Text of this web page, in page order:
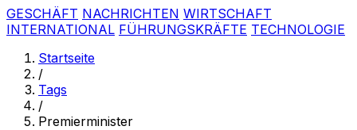
GESCHÄFT NACHRICHTEN WIRTSCHAFT
INTERNATIONAL FÜHRUNGSKRÄFTE TECHNOLOGIE
Startseite
/
Tags
/
Premierminister